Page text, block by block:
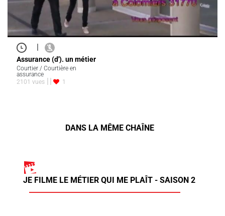
|
Assurance (d'). un métier
Courtier / Courtière en
assurance
2101 vues
1
DANS LA MÊME CHAÎNE
JE FILME LE MÉTIER QUI ME PLAÎT - SAISON 2